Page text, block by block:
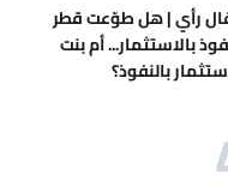
رأي | هل طوّعت قطر
بالاستثمار... أم بنت
بالنفوذ؟